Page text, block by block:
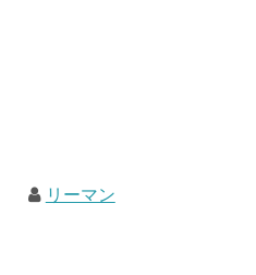
リーマン